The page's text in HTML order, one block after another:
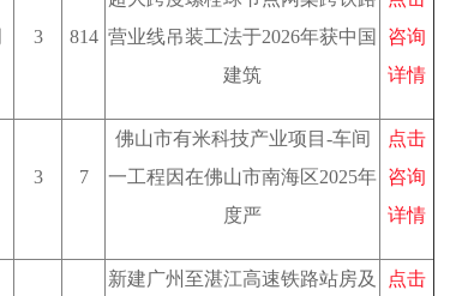
3 814 营业线吊装工法于2026年获中国
建筑
咨询
详情
3 7
佛山市有米科技产业项目-车间
一工程因在佛山市南海区2025年
度严
点击
咨询
详情
新建广州至湛江高速铁路站房及
点击